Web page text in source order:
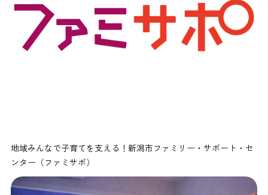
地域みんなで子育てを支える！新潟市ファミリー・サポート・セ
ンター（ファミサポ）